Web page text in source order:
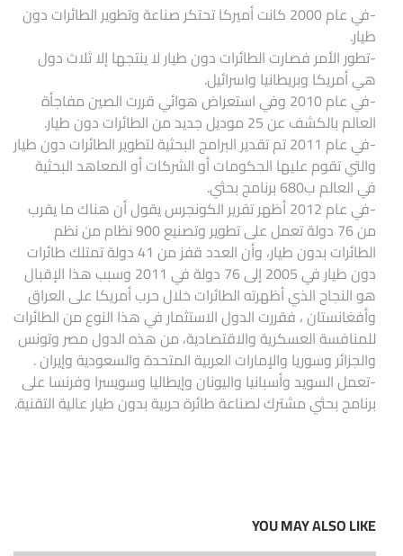
-في عام 2000 كانت أميركا تحتكر صناعة وتطوير الطائرات دون
طيار.
-تطور الأمر فصارت الطائرات دون طيار لا ينتجها إلا ثلاث دول
هي أمريكا وبريطانيا واسرائيل.
-في عام 2010 وفي استعراض هوائي قررت الصين مفاجأة
العالم بالكشف عن 25 موديل جديد من الطائرات دون طيار.
-في عام 2011 تم تقدير البرامج البحثية لتطوير الطائرات دون طيار
والتي تقوم عليها الحكومات أو الشركات أو المعاهد البحثية
في العالم ب680 برنامج بحثي.
-في عام 2012 أظهر تقرير الكونجرس يقول أن هناك ما يقرب
من 76 دولة تعمل على تطوير وتصنيع 900 نظام من نظم
الطائرات بدون طيار، وأن العدد قفز من 41 دولة تمتلك طائرات
دون طيار في 2005 إلى 76 دولة في 2011 وسبب هذا الإقبال
هو النجاح الذي أظهرته الطائرات خلال حرب أمريكا على العراق
وأفغانستان ، فقررت الدول الاستثمار في هذا النوع من الطائرات
للمنافسة العسكرية والاقتصادية، من هذه الدول مصر وتونس
والجزائر وسوريا والإمارات العربية المتحدة والسعودية وإيران .
-تعمل السويد وأسبانيا واليونان وإيطاليا وسويسرا وفرنسا على
برنامج بحثي مشترك لصناعة طائرة حربية بدون طيار عالية التقنية.
YOU MAY ALSO LIKE